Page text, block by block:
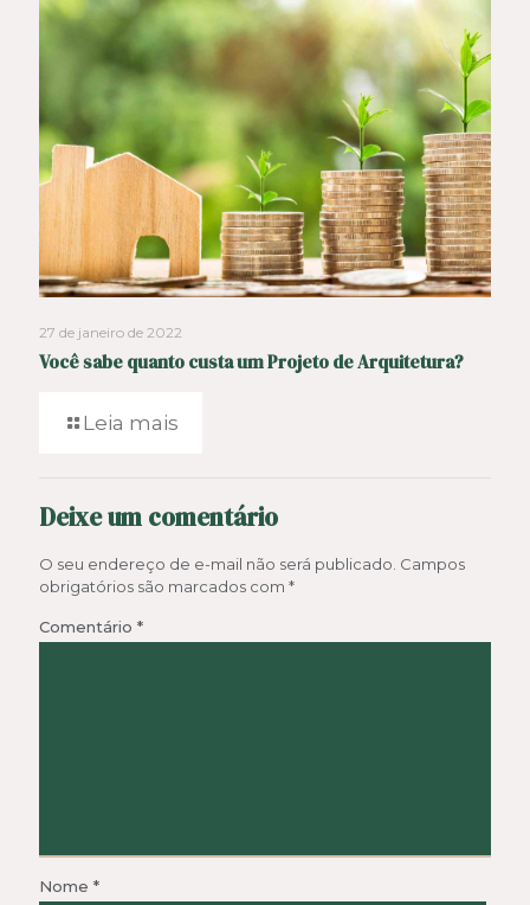
27 de janeiro de 2022
Você sabe quanto custa um Projeto de Arquitetura?
Leia mais
Deixe um comentário
O seu endereço de e-mail não será publicado. Campos
obrigatórios são marcados com *
Comentário *
Nome *